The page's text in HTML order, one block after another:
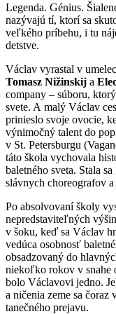
Legenda. Génius.
nazývajú tí, ktorí sa
veľkého príbehu, i tu
detstve.
Václav vyrastal v
Tomasz Nižinskij a
company – súboru,
svete. A malý Václav
prinieslo svoje ovocie,
výnimočný talent do
v St. Petersburgu
táto škola vychovala
baletného sveta. Stala
slávnych choreografov
Po absolvovaní školy
nepredstaviteľných
v šoku, keď sa Václav
vedúca osobnosť
obsadzovaný do
niekoľko rokov v snahe
bolo Václavovi jedno.
a ničenia zeme sa čoraz
tanečného prejavu.